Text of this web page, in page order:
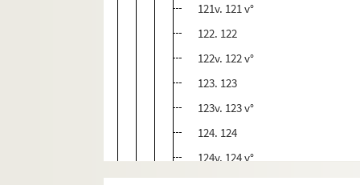
121v. 121 v°
122. 122
122v. 122 v°
123. 123
123v. 123 v°
124. 124
124v. 124 v°